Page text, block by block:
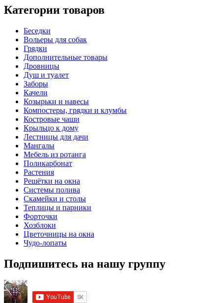
Категории товаров
Беседки
Вольеры для собак
Грядки
Дополнительные товары
Дровницы
Душ и туалет
Заборы
Качели
Козырьки и навесы
Компостеры, грядки и клумбы
Костровые чаши
Крыльцо к дому
Лестницы для дачи
Мангалы
Мебель из ротанга
Поликарбонат
Растения
Решётки на окна
Системы полива
Скамейки и столы
Теплицы и парники
Форточки
Хозблоки
Цветочницы на окна
Чудо-лопаты
Подпишитесь на нашу группу